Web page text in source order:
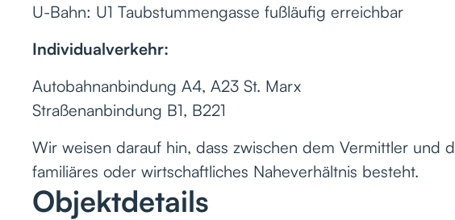
U-Bahn: U1 Taubstummengasse fußläufig erreichbar
Individualverkehr:
Autobahnanbindung A4, A23 St. Marx
Straßenanbindung B1, B221
Wir weisen darauf hin, dass zwischen dem Vermittler und
familiäres oder wirtschaftliches Naheverhältnis besteht.
Objektdetails